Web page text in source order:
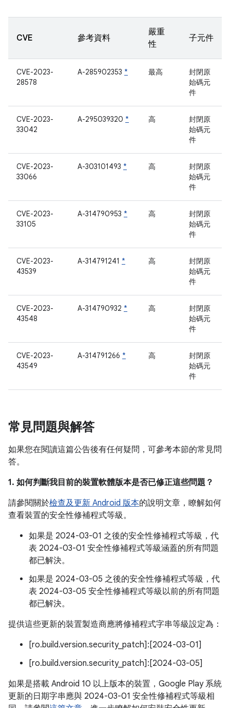
CVE 參考資料
嚴重
性
子元件
CVE-2023-
28578
A-285902353 * 最高
封閉原
始碼元
件
CVE-2023-
33042
A-295039320 * 高
封閉原
始碼元
件
CVE-2023-
33066
A-303101493 * 高
封閉原
始碼元
件
CVE-2023-
33105
A-314790953 * 高
封閉原
始碼元
件
CVE-2023-
43539
A-314791241 * 高
封閉原
始碼元
件
CVE-2023-
43548
A-314790932 * 高
封閉原
始碼元
件
CVE-2023-
43549
A-314791266 * 高
封閉原
始碼元
件
常見問題與解答
如果您在閱讀這篇公告後有任何疑問，可參考本節的常見問
答。
1. 如何判斷我目前的裝置軟體版本是否已修正這些問題？
請參閱關於檢查及更新 Android 版本的說明文章，瞭解如何
查看裝置的安全性修補程式等級。
如果是 2024-03-01 之後的安全性修補程式等級，代
表 2024-03-01 安全性修補程式等級涵蓋的所有問題
都已解決。
如果是 2024-03-05 之後的安全性修補程式等級，代
表 2024-03-05 安全性修補程式等級以前的所有問題
都已解決。
提供這些更新的裝置製造商應將修補程式字串等級設定為：
[ro.build.version.security_patch]:[2024-03-01]
[ro.build.version.security_patch]:[2024-03-05]
如果是搭載 Android 10 以上版本的裝置，Google Play 系統
更新的日期字串應與 2024-03-01 安全性修補程式等級相